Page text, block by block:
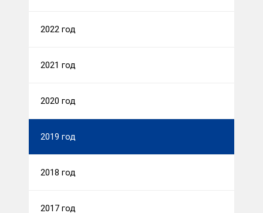
2022 год
2021 год
2020 год
2019 год
2018 год
2017 год